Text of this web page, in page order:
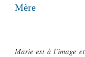
Mère
Marie est à l’image